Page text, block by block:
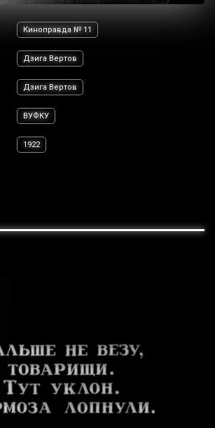
Киноправда № 11
Дзига Вертов
Дзига Вертов
ВУФКУ
1922